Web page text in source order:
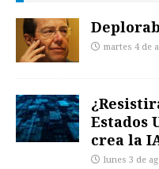
martes 4 de
Estados
crea la
lunes 3 de